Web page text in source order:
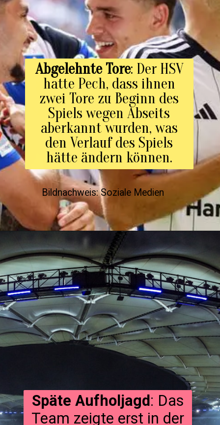
Abgelehnte Tore: Der HSV
hatte Pech, dass ihnen
zwei Tore zu Beginn des
Spiels wegen Abseits
aberkannt wurden, was
den Verlauf des Spiels
hätte ändern können.
Bildnachweis: Soziale Medien
Späte Aufholjagd : Das
Team zeigte erst in der